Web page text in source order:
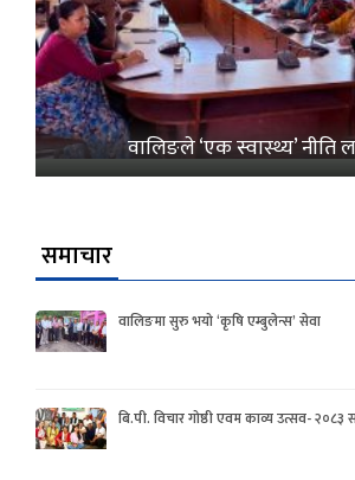
वालिङले ‘एक स्वास्थ्य’ नीति
समाचार
वालिङमा सुरु भयो ‘कृषि एम्बुलेन्स’ सेवा
बि.पी. विचार गोष्ठी एवम काव्य उत्सव- २०८३